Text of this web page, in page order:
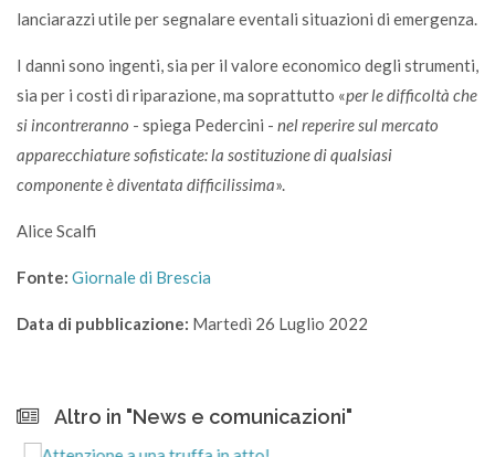
lanciarazzi utile per segnalare eventali situazioni di emergenza.
I danni sono ingenti, sia per il valore economico degli strumenti,
sia per i costi di riparazione, ma soprattutto «per le difficoltà che
si incontreranno - spiega Pedercini - nel reperire sul mercato
apparecchiature sofisticate: la sostituzione di qualsiasi
componente è diventata difficilissima».
Alice Scalfi
Fonte: Giornale di Brescia
Data di pubblicazione: Martedì 26 Luglio 2022
Altro in "News e comunicazioni"